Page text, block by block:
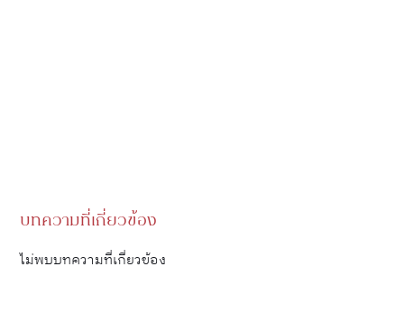
บทความที่เกี่ยวข้อง
ไม่พบบทความที่เกี่ยวข้อง